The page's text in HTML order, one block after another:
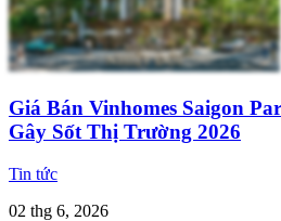
Giá Bán Vinhomes Saigon
Gây Sốt Thị Trường 2026
Tin tức
02 thg 6, 2026